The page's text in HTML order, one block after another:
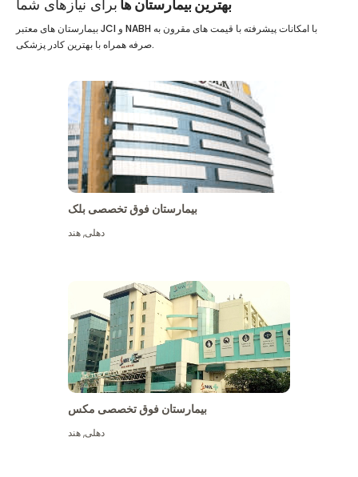
بهترین بیمارستان ها برای نیازهای شما
بیمارستان های معتبر JCI و NABH با امکانات پیشرفته با قیمت های مقرون به
صرفه همراه با بهترین کادر پزشکی.
بیمارستان فوق تخصصی بلک
دهلی,هند
بیمارستان فوق تخصصی مکس
دهلی,هند